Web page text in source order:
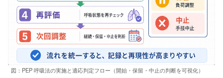
図：PEP 呼吸法の実施と適応判定フロー（開始・保留・中止の判断を可視化）